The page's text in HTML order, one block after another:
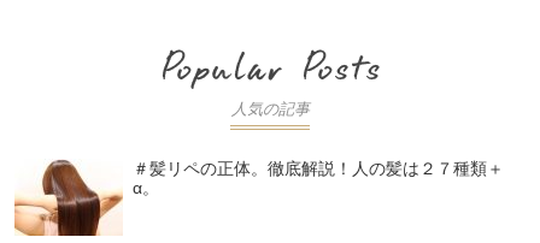
人気の記事
＃髪リペの正体。徹底解説！人の髪は２７種類＋
α。